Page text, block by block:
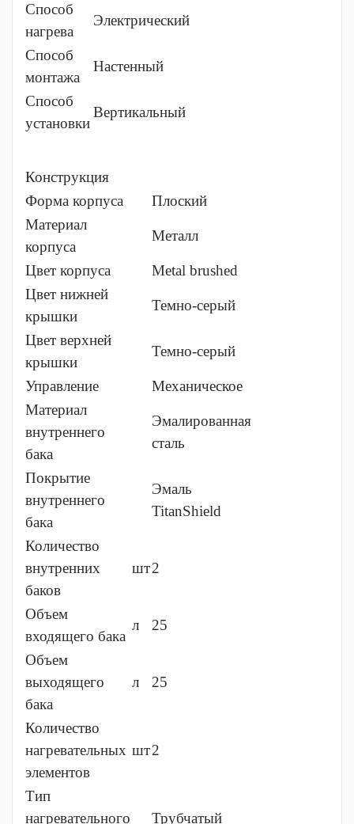
Способ
нагрева
Электрический
Способ
монтажа
Настенный
Способ
установки
Вертикальный
Конструкция
Форма корпуса
Плоский
Материал
корпуса
Металл
Цвет корпуса
Metal brushed
Цвет нижней
крышки
Темно-серый
Цвет верхней
крышки
Темно-серый
Управление
Механическое
Материал
внутреннего
бака
Эмалированная
сталь
Покрытие
внутреннего
бака
Эмаль
TitanShield
Количество
внутренних
баков
шт2
Объем
входящего бака
л 25
Объем
выходящего
бака
л 25
Количество
нагревательных
элементов
шт2
Тип
нагревательного
Трубчатый